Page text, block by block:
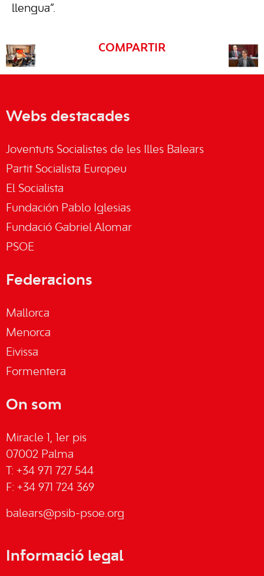
llengua”.
COMPARTIR
Webs destacades
Joventuts Socialistes de les Illes Balears
Partit Socialista Europeu
El Socialista
Fundación Pablo Iglesias
Fundació Gabriel Alomar
PSOE
Federacions
Mallorca
Menorca
Eivissa
Formentera
On som
Miracle 1, 1er pis
07002 Palma
T: +34 971 727 544
F: +34 971 724 369
balears@psib-psoe.org
Informació legal